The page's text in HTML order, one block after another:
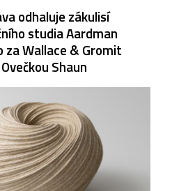
odhaluje zákulisí
studia Aardman
za Wallace & Gromit
Shaun